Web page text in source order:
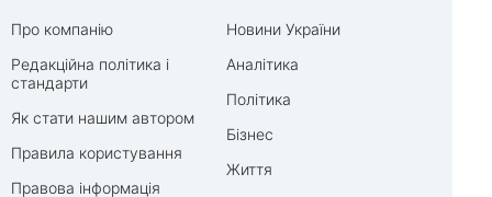
Про компанію
Редакційна політика і
стандарти
Як стати нашим автором
Правила користування
Правова інформація
Новини України
Аналітика
Політика
Бізнес
Життя